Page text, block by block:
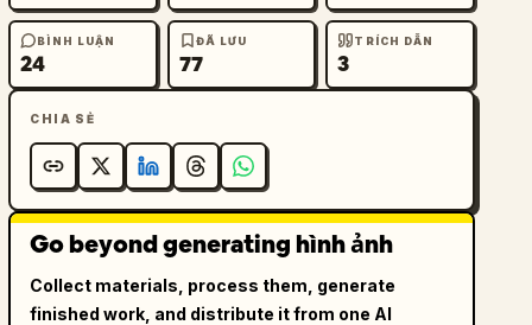
BÌNH LUẬN
24
ĐÃ LƯU
77
TRÍCH DẪN
3
CHIA SẺ
Go beyond generating hình ảnh
Collect materials, process them, generate
finished work, and distribute it from one AI